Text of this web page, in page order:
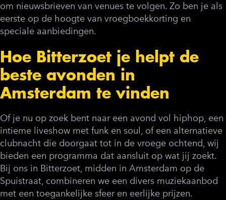
om nieuwsbrieven van venues te volgen. Zo ben je als
eerste op de hoogte van vroegboekkorting en
speciale aanbiedingen.
Hoe Bitterzoet je helpt de
beste avonden in
Amsterdam te vinden
Of je nu op zoek bent naar een avond vol hiphop, een
intieme liveshow met funk en soul, of een alternatieve
clubnacht die doorgaat tot in de vroege ochtend, wij
bieden een programma dat aansluit op wat jij zoekt.
Bij ons in Bitterzoet, midden in Amsterdam op de
Spuistraat, combineren we een divers muziekaanbod
met een toegankelijke sfeer en eerlijke prijzen.